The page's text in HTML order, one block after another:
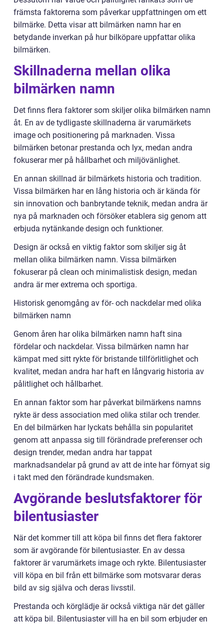
främsta faktorerna som påverkar uppfattningen om ett
bilmärke. Detta visar att bilmärken namn har en
betydande inverkan på hur bilköpare uppfattar olika
bilmärken.
Skillnaderna mellan olika
bilmärken namn
Det finns flera faktorer som skiljer olika bilmärken namn
åt. En av de tydligaste skillnaderna är varumärkets
image och positionering på marknaden. Vissa
bilmärken betonar prestanda och lyx, medan andra
fokuserar mer på hållbarhet och miljövänlighet.
En annan skillnad är bilmärkets historia och tradition.
Vissa bilmärken har en lång historia och är kända för
sin innovation och banbrytande teknik, medan andra är
nya på marknaden och försöker etablera sig genom att
erbjuda nytänkande design och funktioner.
Design är också en viktig faktor som skiljer sig åt
mellan olika bilmärken namn. Vissa bilmärken
fokuserar på clean och minimalistisk design, medan
andra är mer extrema och sportiga.
Historisk genomgång av för- och nackdelar med olika
bilmärken namn
Genom åren har olika bilmärken namn haft sina
fördelar och nackdelar. Vissa bilmärken namn har
kämpat med sitt rykte för bristande tillförlitlighet och
kvalitet, medan andra har haft en långvarig historia av
pålitlighet och hållbarhet.
En annan faktor som har påverkat bilmärkens namns
rykte är dess association med olika stilar och trender.
En del bilmärken har lyckats behålla sin popularitet
genom att anpassa sig till förändrade preferenser och
design trender, medan andra har tappat
marknadsandelar på grund av att de inte har förnyat sig
i takt med den förändrade kundsmaken.
Avgörande beslutsfaktorer för
bilentusiaster
När det kommer till att köpa bil finns det flera faktorer
som är avgörande för bilentusiaster. En av dessa
faktorer är varumärkets image och rykte. Bilentusiaster
vill köpa en bil från ett bilmärke som motsvarar deras
bild av sig själva och deras livsstil.
Prestanda och körglädje är också viktiga när det gäller
att köpa bil. Bilentusiaster vill ha en bil som erbjuder en